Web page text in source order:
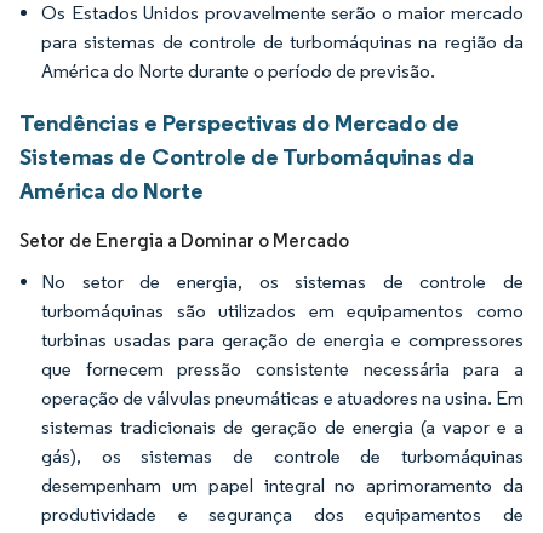
Os Estados Unidos provavelmente serão o maior mercado
para sistemas de controle de turbomáquinas na região da
América do Norte durante o período de previsão.
Tendências e Perspectivas do Mercado de
Sistemas de Controle de Turbomáquinas da
América do Norte
Setor de Energia a Dominar o Mercado
No setor de energia, os sistemas de controle de
turbomáquinas são utilizados em equipamentos como
turbinas usadas para geração de energia e compressores
que fornecem pressão consistente necessária para a
operação de válvulas pneumáticas e atuadores na usina. Em
sistemas tradicionais de geração de energia (a vapor e a
gás), os sistemas de controle de turbomáquinas
desempenham um papel integral no aprimoramento da
produtividade e segurança dos equipamentos de